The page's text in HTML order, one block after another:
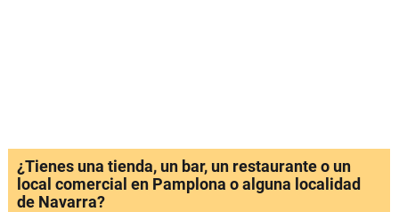
¿Tienes una tienda, un bar, un restaurante o un
local comercial en Pamplona o alguna localidad
de Navarra?